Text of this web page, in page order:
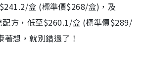
盒 (標準價$268/盒)，及
配方，低至$260.1/盒 (標準價$289/
想，就別錯過了！